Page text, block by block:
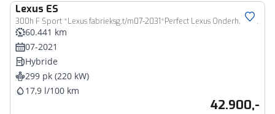
Lexus ES
300h F Sport *Lexus fabrieksg.t/m07-2031*Perfect Lexus Onderh.*Schuifdak/ACC/Leder/F-Sport 4x/Keyless Entry+Go/Stoelverw./Memorie/Dodehoek/Camera/LED/DAB/Parkeersens.V+A/19 inch LM*
60.441 km
07-2021
Hybride
299 pk (220 kW)
17,9 l/100 km
42.900,-